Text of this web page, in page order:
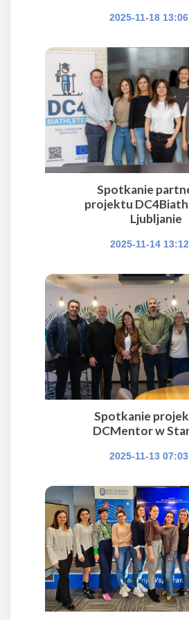
2025-11-18
Spotkanie
projektu
Ljubljanie
2025-11-14
Spotkanie
DCMentor w
2025-11-13